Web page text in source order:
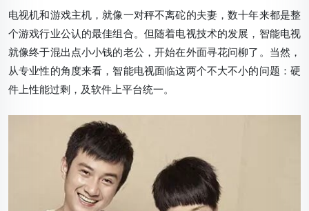
电视机和游戏主机，就像一对秤不离砣的夫妻，数十年来都是整
个游戏行业公认的最佳组合。但随着电视技术的发展，智能电视
就像终于混出点小小钱的老公，开始在外面寻花问柳了。当然，
从专业性的角度来看，智能电视面临这两个不大不小的问题：硬
件上性能过剩，及软件上平台统一。